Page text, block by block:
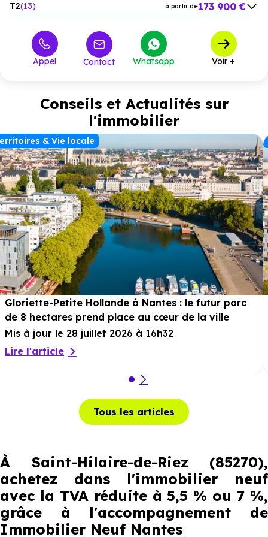
T2 13 à partir de173 900 €
à partir de 373 900 €
Appel Contact Whatsapp Voir +
Conseils et Actualités sur
l'immobilier
& Vie locale
Gloriette-Petite Hollande à Nantes : le futur parc
de 8 hectares prend place au cœur de la ville
Mis à jour le 28 juillet 2026 à 16h32
Lire l'article
Tous les articles
À Saint-Hilaire-de-Riez (85270),
achetez dans l'immobilier neuf
avec la TVA réduite à 5,5 % ou 7 %,
grâce à l'accompagnement de
Immobilier Neuf Nantes